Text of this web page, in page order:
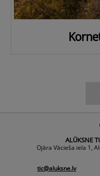
ALŪKSNE
Ojāra Vācieša iela 1,
tic@aluksne.lv